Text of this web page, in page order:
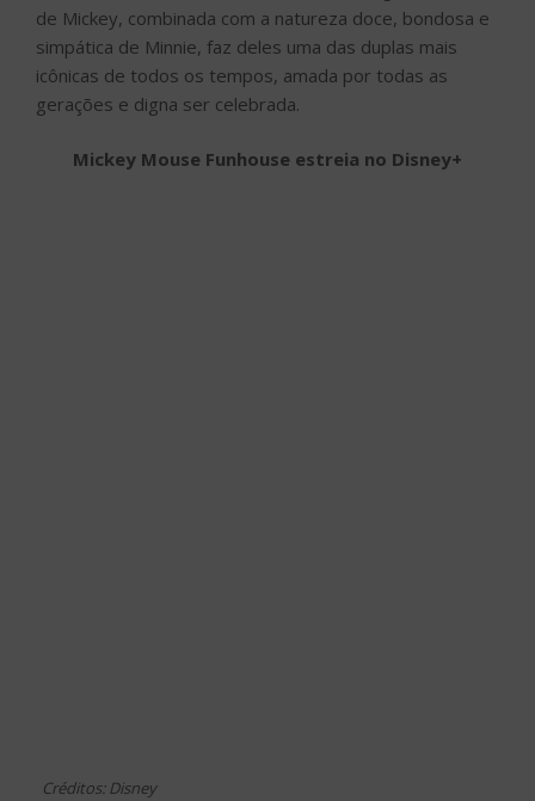
de Mickey, combinada com a natureza doce, bondosa e
simpática de Minnie, faz deles uma das duplas mais
icônicas de todos os tempos, amada por todas as
gerações e digna ser celebrada.
Mickey Mouse Funhouse estreia no Disney+
Créditos: Disney